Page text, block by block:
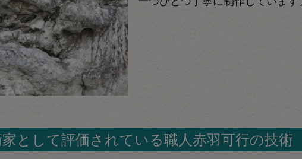
として評価されている職人赤羽可行の技術